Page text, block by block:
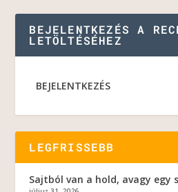
BEJELENTKEZÉS A
LETÖLTÉSÉHEZ
BEJELENTKEZÉS
LEGFRISSEBB
Sajtból van a hold, avagy egy